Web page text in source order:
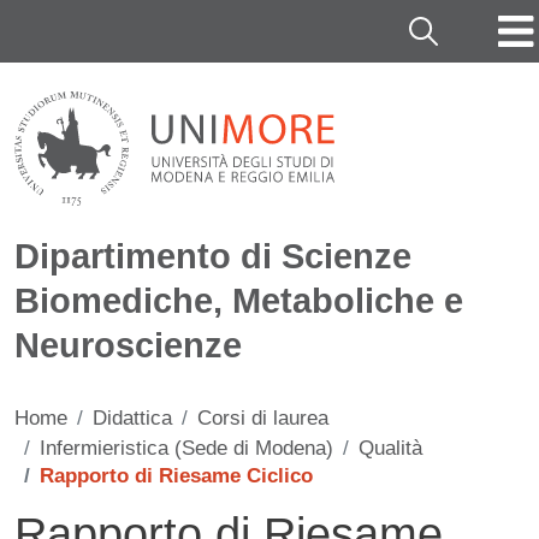
Cerca
Dipartimento di Scienze
Biomediche, Metaboliche e
Neuroscienze
Home Didattica
Corsi di laurea
Infermieristica (Sede di Modena)
Qualità
Rapporto di Riesame Ciclico